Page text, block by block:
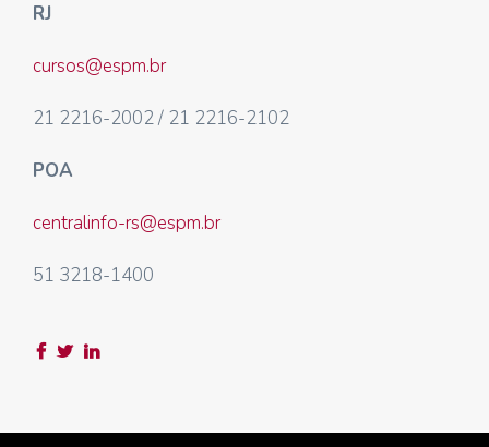
RJ
cursos@espm.br
21 2216-2002 / 21 2216-2102
POA
centralinfo-rs@espm.br
51 3218-1400